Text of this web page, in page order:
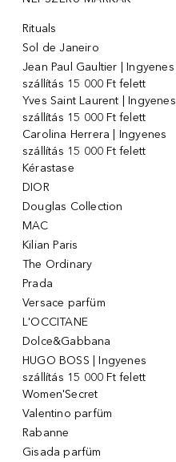
Rituals
Sol de Janeiro
Jean Paul Gaultier | Ingyenes
szállítás 15 000 Ft felett
Yves Saint Laurent | Ingyenes
szállítás 15 000 Ft felett
Carolina Herrera | Ingyenes
szállítás 15 000 Ft felett
Kérastase
DIOR
Douglas Collection
MAC
Kilian Paris
The Ordinary
Prada
Versace parfüm
L'OCCITANE
Dolce&Gabbana
HUGO BOSS | Ingyenes
szállítás 15 000 Ft felett
Women'Secret
Valentino parfüm
Rabanne
Gisada parfüm